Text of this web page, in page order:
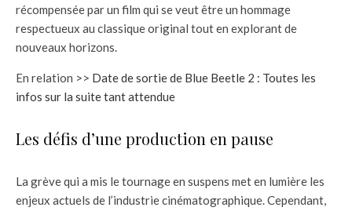
récompensée par un film qui se veut être un hommage
respectueux au classique original tout en explorant de
nouveaux horizons.
En relation >> Date de sortie de Blue Beetle 2 : Toutes les
infos sur la suite tant attendue
Les défis d’une production en pause
La grève qui a mis le tournage en suspens met en lumière les
enjeux actuels de l’industrie cinématographique. Cependant,